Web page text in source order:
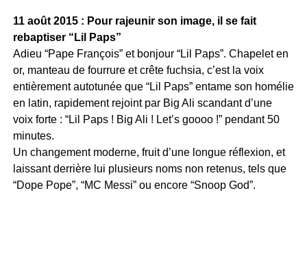
11 août 2015 : Pour rajeunir son image, il se fait
rebaptiser “Lil Paps”
Adieu “Pape François” et bonjour “Lil Paps”. Chapelet en
or, manteau de fourrure et crête fuchsia, c’est la voix
entièrement autotunée que “Lil Paps” entame son homélie
en latin, rapidement rejoint par Big Ali scandant d’une
voix forte : “Lil Paps ! Big Ali ! Let’s goooo !” pendant 50
minutes.
Un changement moderne, fruit d’une longue réflexion, et
laissant derrière lui plusieurs noms non retenus, tels que
“Dope Pope”, “MC Messi” ou encore “Snoop God”.